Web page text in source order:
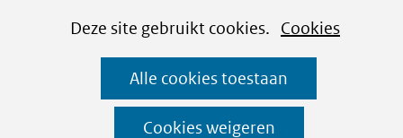
CookiesDeze site gebruikt cookies. Cookies
Alle cookies toestaan
Cookies weigeren
Ga
naar
de
inhoud